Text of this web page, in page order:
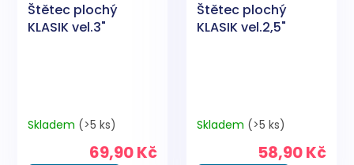
Štětec plochý
KLASIK vel.3"
Skladem (>5 ks)
69,90 Kč
Štětec plochý
KLASIK vel.2,5"
Skladem (>5 ks)
58,90 Kč